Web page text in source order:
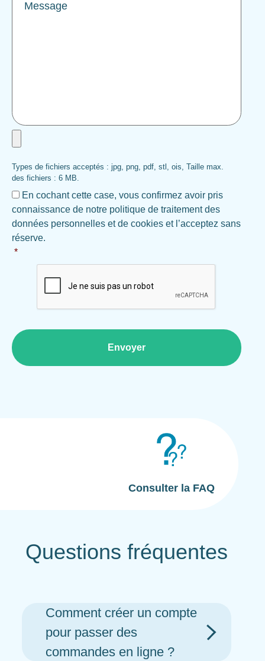
Format
fichier
jpg,
png,
pdf,
.stl
Types de fichiers acceptés : jpg, png, pdf, stl, ois, Taille max.
des fichiers : 6 MB.
RGPD *
En cochant cette case, vous confirmez avoir pris
connaissance de notre politique de traitement des
données personnelles et de cookies et l’acceptez sans
réserve.
*
Consulter la FAQ
Questions fréquentes
Comment créer un compte
pour passer des
commandes en ligne ?